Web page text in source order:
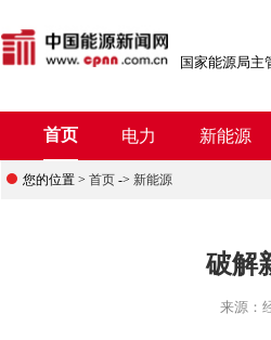
国家能源局主
首页 电力 新能源
您的位置 > 首页 -> 新能源
破解
来源：